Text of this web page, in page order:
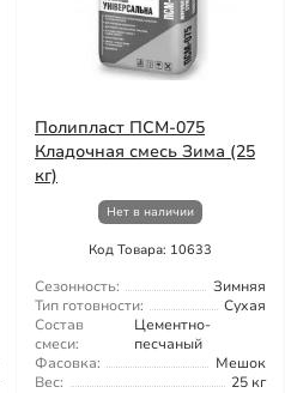
Полипласт ПСМ-075
Кладочная смесь Зима (25
кг)
Нет в наличии
Код Товара: 10633
Сезонность:
Зимняя
Тип готовности:
Сухая
Состав
смеси:
Цементно-
песчаный
Фасовка:
Мешок
Вес:
25 кг